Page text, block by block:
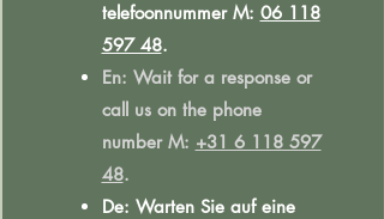
telefoonnummer M: 06 118
597 48.
En: Wait for a response or
call us on the phone
number M: +31 6 118 597
48.
De: Warten Sie auf eine